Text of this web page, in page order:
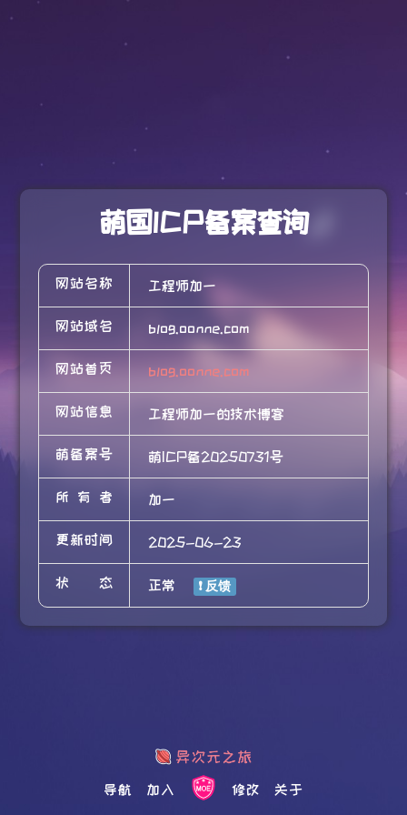
萌国ICP备案查询
网站名称 工程师加一
网站域名 blog.oonne.com
网站首页 blog.oonne.com
网站信息 工程师加一的技术博客
萌备案号 萌ICP备20250731号
所有者 加一
更新时间 2025-06-23
状态 正常
导航 加入 修改 关于